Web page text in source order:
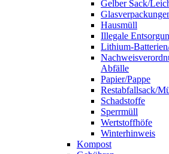
Gelber Sack/
Hausmüll
Illegale
Lithium-
Abfälle
Papier/Pappe
Restabfallsack/
Schadstoffe
Sperrmüll
Wertstoffhöfe
Winterhinweis
Kompost